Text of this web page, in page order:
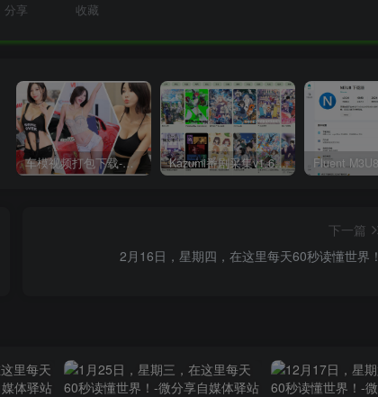
分享 收藏
车模视频打包下载-高清无水印版 Kazumi番剧采集v1.6.9：支持自定义规则+在线观看+弹幕，跨平台下载
下一篇
2月16日，星期四，在这里每天60秒读懂世界！